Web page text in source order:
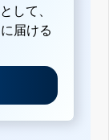
して、
届ける